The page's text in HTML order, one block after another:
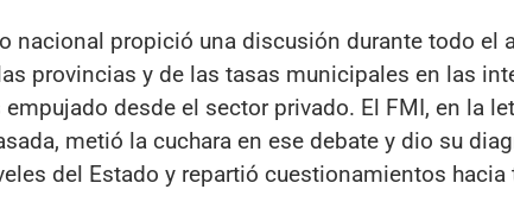
nacional propició una discusión durante todo el
provincias y de las tasas municipales en las
desde el sector privado. El FMI, en la
metió la cuchara en ese debate y dio su
del Estado y repartió cuestionamientos